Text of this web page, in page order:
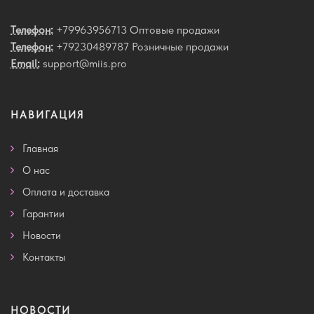
Телефон: +79963956713 Оптовые продажи
Телефон: +79230489787 Розничные продажи
Email: support@miis.pro
НАВИГАЦИЯ
Главная
О нас
Оплата и доставка
Гарантии
Новости
Контакты
НОВОСТИ